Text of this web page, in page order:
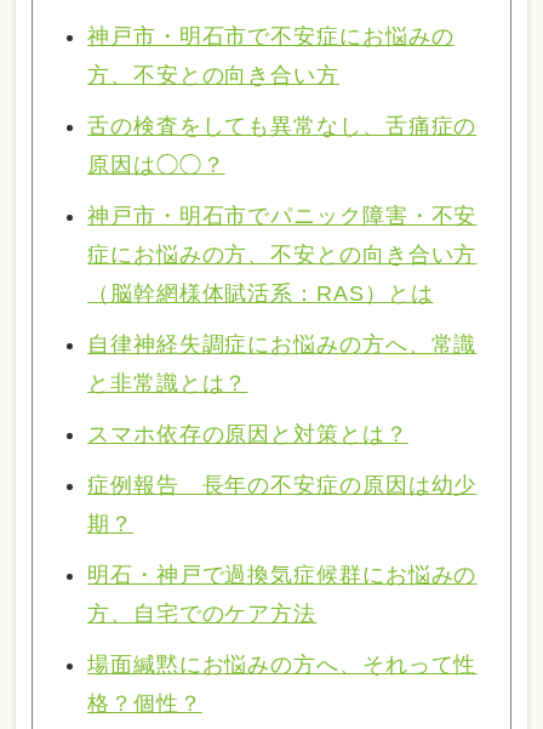
神戸市・明石市で不安症にお悩みの
方、不安との向き合い方
舌の検査をしても異常なし、舌痛症の
原因は◯◯？
神戸市・明石市でパニック障害・不安
症にお悩みの方、不安との向き合い方
（脳幹網様体賦活系：RAS）とは
自律神経失調症にお悩みの方へ、常識
と非常識とは？
スマホ依存の原因と対策とは？
症例報告 長年の不安症の原因は幼少
期？
明石・神戸で過換気症候群にお悩みの
方、自宅でのケア方法
場面緘黙にお悩みの方へ、それって性
格？個性？